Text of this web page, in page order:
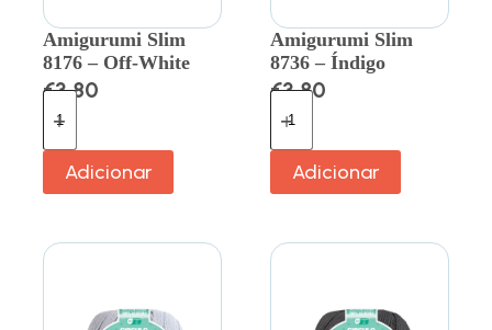
Amigurumi Slim
8176 – Off-White
€3.80
Adicionar
Amigurumi Slim
8736 – Índigo
€3.80
Adicionar